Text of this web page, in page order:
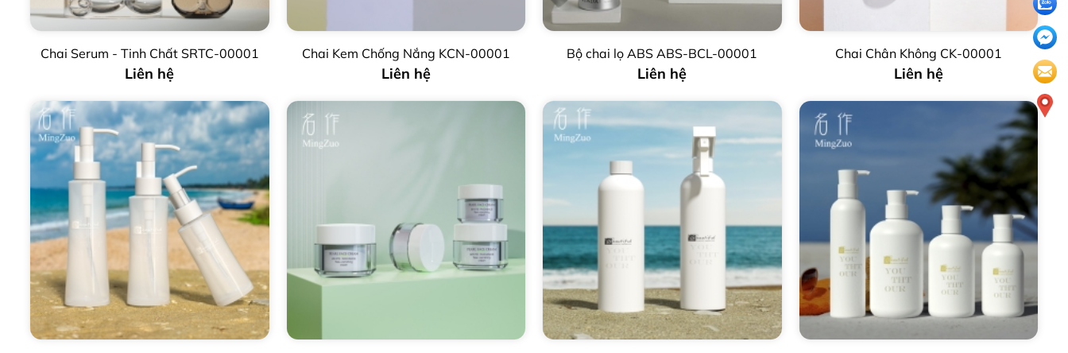
Chai Serum - Tinh Chất SRTC-00001
Liên hệ
Chai Kem Chống Nắng KCN-00001
Liên hệ
Bộ chai lọ ABS ABS-BCL-00001
Liên hệ
Chai Chân Không CK-00001
Liên hệ